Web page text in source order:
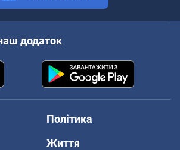
додаток
Політика
Життя